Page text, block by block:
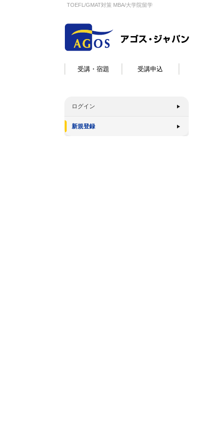
TOEFL/GMAT対策 MBA/大学院留学
受講・宿題 受講申込
ログイン
新規登録